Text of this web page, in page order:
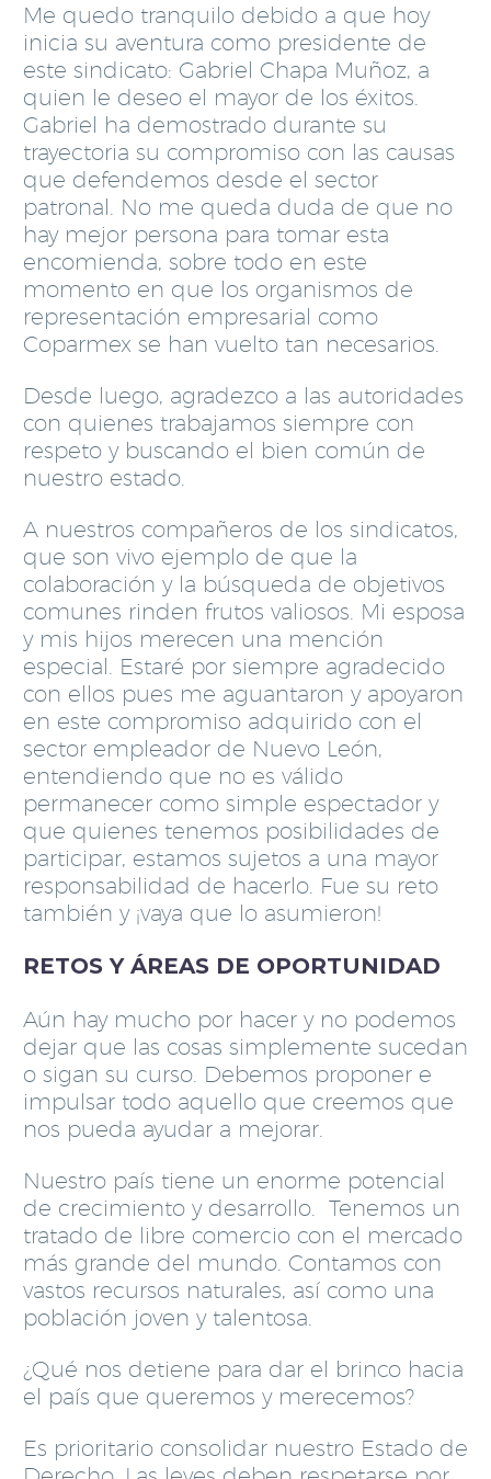
Me quedo tranquilo debido a que hoy
inicia su aventura como presidente de
este sindicato: Gabriel Chapa Muñoz, a
quien le deseo el mayor de los éxitos.
Gabriel ha demostrado durante su
trayectoria su compromiso con las causas
que defendemos desde el sector
patronal. No me queda duda de que no
hay mejor persona para tomar esta
encomienda, sobre todo en este
momento en que los organismos de
representación empresarial como
Coparmex se han vuelto tan necesarios.
Desde luego, agradezco a las autoridades
con quienes trabajamos siempre con
respeto y buscando el bien común de
nuestro estado.
A nuestros compañeros de los sindicatos,
que son vivo ejemplo de que la
colaboración y la búsqueda de objetivos
comunes rinden frutos valiosos. Mi esposa
y mis hijos merecen una mención
especial. Estaré por siempre agradecido
con ellos pues me aguantaron y apoyaron
en este compromiso adquirido con el
sector empleador de Nuevo León,
entendiendo que no es válido
permanecer como simple espectador y
que quienes tenemos posibilidades de
participar, estamos sujetos a una mayor
responsabilidad de hacerlo. Fue su reto
también y ¡vaya que lo asumieron!
RETOS Y ÁREAS DE OPORTUNIDAD
Aún hay mucho por hacer y no podemos
dejar que las cosas simplemente sucedan
o sigan su curso. Debemos proponer e
impulsar todo aquello que creemos que
nos pueda ayudar a mejorar.
Nuestro país tiene un enorme potencial
de crecimiento y desarrollo. Tenemos un
tratado de libre comercio con el mercado
más grande del mundo. Contamos con
vastos recursos naturales, así como una
población joven y talentosa.
¿Qué nos detiene para dar el brinco hacia
el país que queremos y merecemos?
Es prioritario consolidar nuestro Estado de